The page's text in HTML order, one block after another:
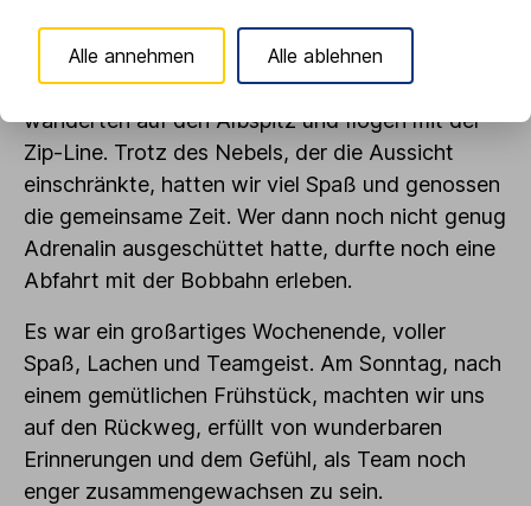
perfekter Abschluss für unseren ersten Tag.
Am Samstag ging es dann hoch hinaus. Wir
wanderten auf den Albspitz und flogen mit der
Zip-Line. Trotz des Nebels, der die Aussicht
einschränkte, hatten wir viel Spaß und genossen
die gemeinsame Zeit. Wer dann noch nicht genug
Adrenalin ausgeschüttet hatte, durfte noch eine
Abfahrt mit der Bobbahn erleben.
Es war ein großartiges Wochenende, voller
Spaß, Lachen und Teamgeist. Am Sonntag, nach
einem gemütlichen Frühstück, machten wir uns
auf den Rückweg, erfüllt von wunderbaren
Erinnerungen und dem Gefühl, als Team noch
enger zusammengewachsen zu sein.
Alle annehmen Alle ablehnen